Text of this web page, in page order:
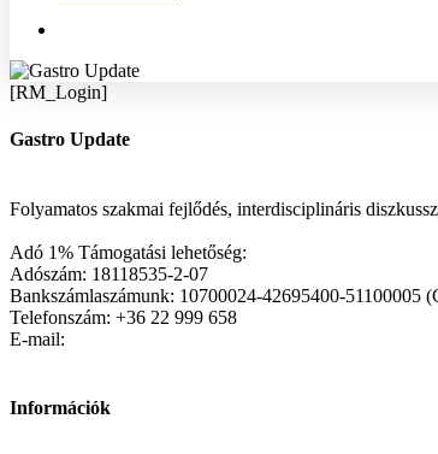
[RM_Login]
Gastro Update
Folyamatos szakmai fejlődés, interdisciplináris
Adó 1% Támogatási lehetőség:
Adószám: 18118535-2-07
Bankszámlaszámunk: 10700024-42695400-51100005
Telefonszám: +36 22 999 658
E-mail:
Információk